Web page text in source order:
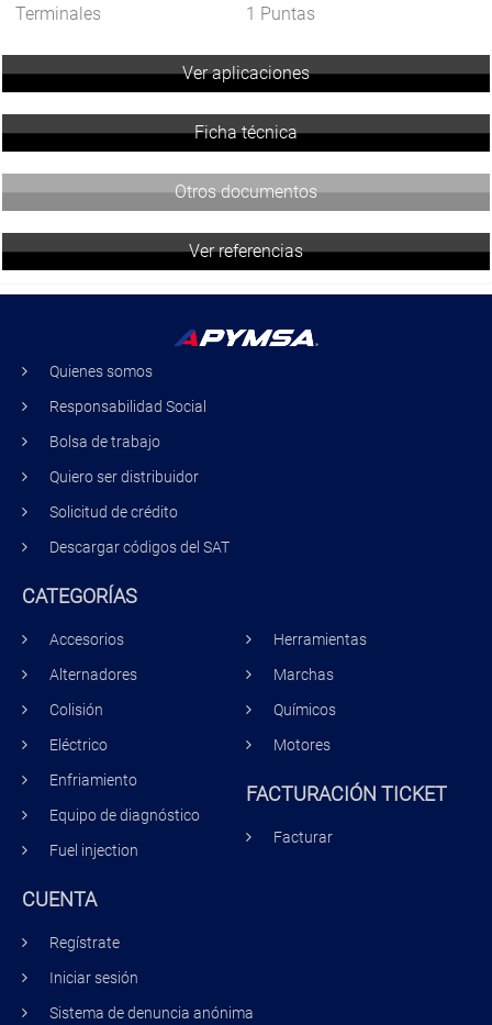
Terminales
1 Puntas
Ver aplicaciones
Ficha técnica
Otros documentos
Ver referencias
Quienes somos
Responsabilidad Social
Bolsa de trabajo
Quiero ser distribuidor
Solicitud de crédito
Descargar códigos del SAT
CATEGORÍAS
Accesorios
Alternadores
Colisión
Eléctrico
Enfriamiento
Equipo de diagnóstico
Fuel injection
Herramientas
Marchas
Químicos
Motores
FACTURACIÓN TICKET
Facturar
CUENTA
Regístrate
Iniciar sesión
Sistema de denuncia anónima